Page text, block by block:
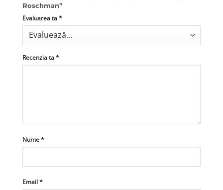
Roschman”
Evaluarea ta *
Recenzia ta *
Nume *
Email *